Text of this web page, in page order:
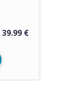
39.99 €